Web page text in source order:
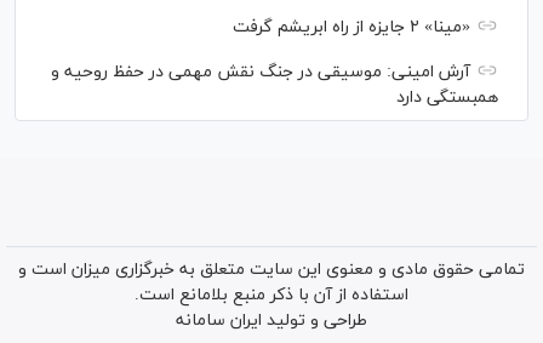
«مینا» ۲ جایزه از راه ابریشم گرفت
آرش امینی: موسیقی در جنگ نقش مهمی در حفظ روحیه و
همبستگی دارد
تمامی حقوق مادی و معنوی این سایت متعلق به خبرگزاری میزان است و
استفاده از آن با ذکر منبع بلامانع است.
طراحی و تولید ایران سامانه